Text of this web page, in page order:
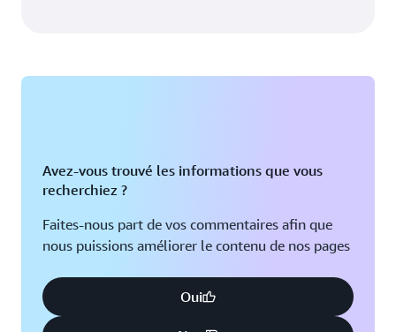
Avez-vous trouvé les informations que vous
recherchiez ?
Faites-nous part de vos commentaires afin que
nous puissions améliorer le contenu de nos pages
Oui